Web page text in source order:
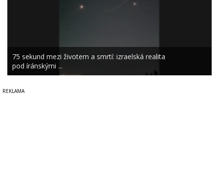
75 sekund mezi životem a smrtí: izraelská realita
pod íránskými ...